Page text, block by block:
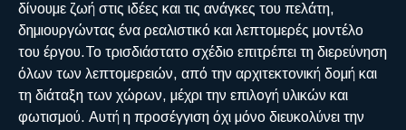
δίνουμε ζωή στις ιδέες και τις ανάγκες του πελάτη,
δημιουργώντας ένα ρεαλιστικό και λεπτομερές μοντέλο
του έργου.Το τρισδιάστατο σχέδιο επιτρέπει τη διερεύνηση
όλων των λεπτομερειών, από την αρχιτεκτονική δομή και
τη διάταξη των χώρων, μέχρι την επιλογή υλικών και
φωτισμού. Αυτή η προσέγγιση όχι μόνο διευκολύνει την